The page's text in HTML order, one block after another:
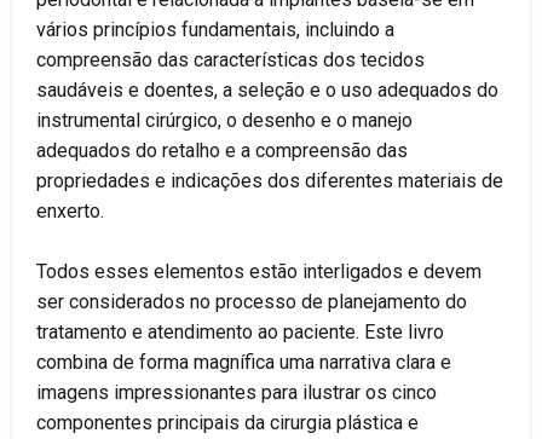
vários princípios fundamentais, incluindo a
compreensão das características dos tecidos
saudáveis e doentes, a seleção e o uso adequados do
instrumental cirúrgico, o desenho e o manejo
adequados do retalho e a compreensão das
propriedades e indicações dos diferentes materiais de
enxerto.
Todos esses elementos estão interligados e devem
ser considerados no processo de planejamento do
tratamento e atendimento ao paciente. Este livro
combina de forma magnífica uma narrativa clara e
imagens impressionantes para ilustrar os cinco
componentes principais da cirurgia plástica e